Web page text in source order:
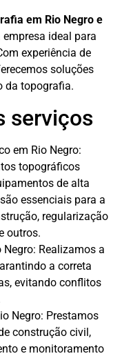
em Rio Negro e
ideal para
experiência de
soluções
da topografia.
serviços
em Rio Negro:
topográficos
de alta
essenciais para a
regularização
outros.
Realizamos a
a correta
evitando conflitos
Negro: Prestamos
construção civil,
e monitoramento